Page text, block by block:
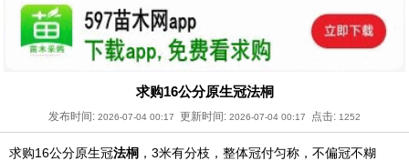
求购16公分原生冠法桐
发布时间: 2026-07-04 00:17 更新时间: 2026-07-04 00:17 点击: 1252
求购16公分原生冠法桐 ，3米有分枝，整体冠付匀称，不偏冠不糊